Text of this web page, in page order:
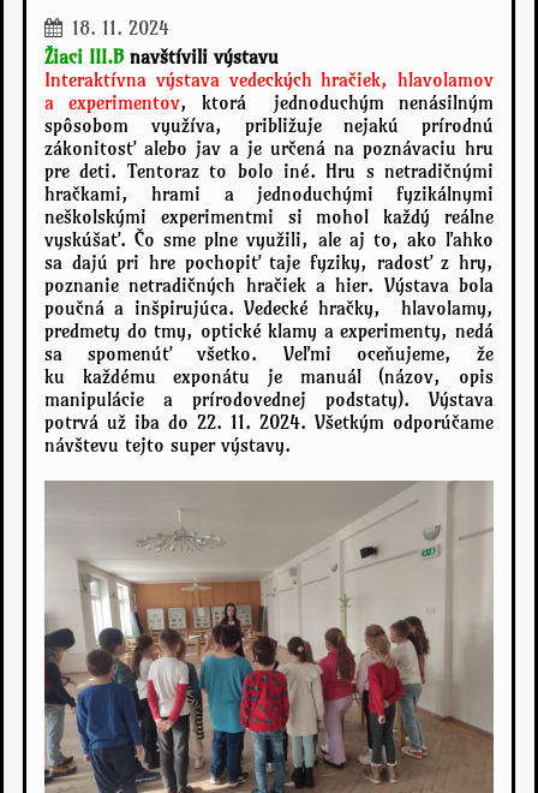
a
z
á
a
v
a
v
Š
K
D
:
18. 11. 2024
Žiaci III.Bnavštívili výstavu
Interaktívna výstava vedeckých hračiek, hlavolamov
a experimentov, ktorá jednoduchým nenásilným
spôsobom využíva, približuje nejakú prírodnú
zákonitosť alebo jav a je určená na poznávaciu hru
pre deti. Tentoraz to bolo iné. Hru s netradičnými
hračkami, hrami a jednoduchými fyzikálnymi
neškolskými experimentmi si mohol každý reálne
vyskúšať. Čo sme plne využili, ale aj to, ako ľahko
sa dajú pri hre pochopiť taje fyziky, radosť z hry,
poznanie netradičných hračiek a hier. Výstava bola
poučná a inšpirujúca. Vedecké hračky, hlavolamy,
predmety do tmy, optické klamy a experimenty, nedá
sa spomenúť všetko. Veľmi oceňujeme, že
ku každému exponátu je manuál (názov, opis
manipulácie a prírodovednej podstaty). Výstava
potrvá už iba do 22. 11. 2024. Všetkým odporúčame
návštevu tejto super výstavy.